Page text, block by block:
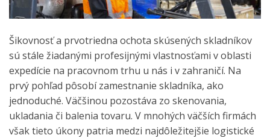
Šikovnosť a prvotriedna ochota skúsených skladníkov
sú stále žiadanými profesijnými vlastnosťami v oblasti
expedície na pracovnom trhu u nás i v zahraničí. Na
prvý pohľad pôsobí zamestnanie skladníka, ako
jednoduché. Väčšinou pozostáva zo skenovania,
ukladania či balenia tovaru. V mnohých väčších firmách
však tieto úkony patria medzi najdôležitejšie logistické